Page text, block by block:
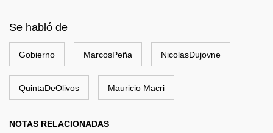
Se habló de
Gobierno MarcosPeña NicolasDujovne
QuintaDeOlivos Mauricio Macri
NOTAS RELACIONADAS